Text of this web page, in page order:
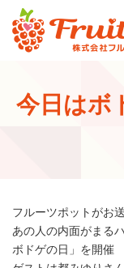
今日はボ
フルーツポットがお
あの人の内面がまる
ボドゲの日」を開催